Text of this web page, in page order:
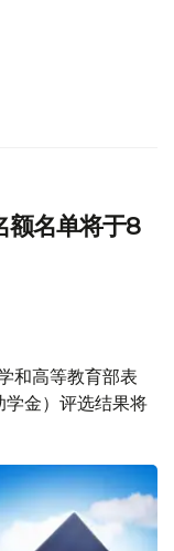
额名单将于8
和高等教育部表
金）评选结果将